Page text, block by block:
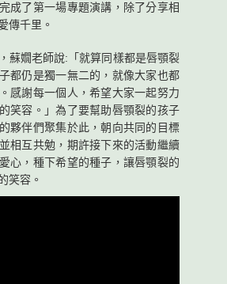
成了第一場專題演講，除了分享相
傳千里。
蘇嫺老師說:「就算同樣都是唇顎裂
都仍是獨一無二的，就像大家也都
感謝每一個人，希望大家一起努力
笑容。」為了要幫助唇顎裂的孩子
夥伴們聚集於此，朝向共同的目標
相互共勉，期許接下來的活動繼續
心，種下希望的種子，讓唇顎裂的
笑容。